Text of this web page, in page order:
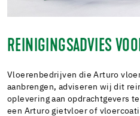
REINIGINGSADVIES
Vloerenbedrijven die Arturo
aanbrengen, adviseren wij dit
oplevering aan opdrachtgevers
een Arturo gietvloer of